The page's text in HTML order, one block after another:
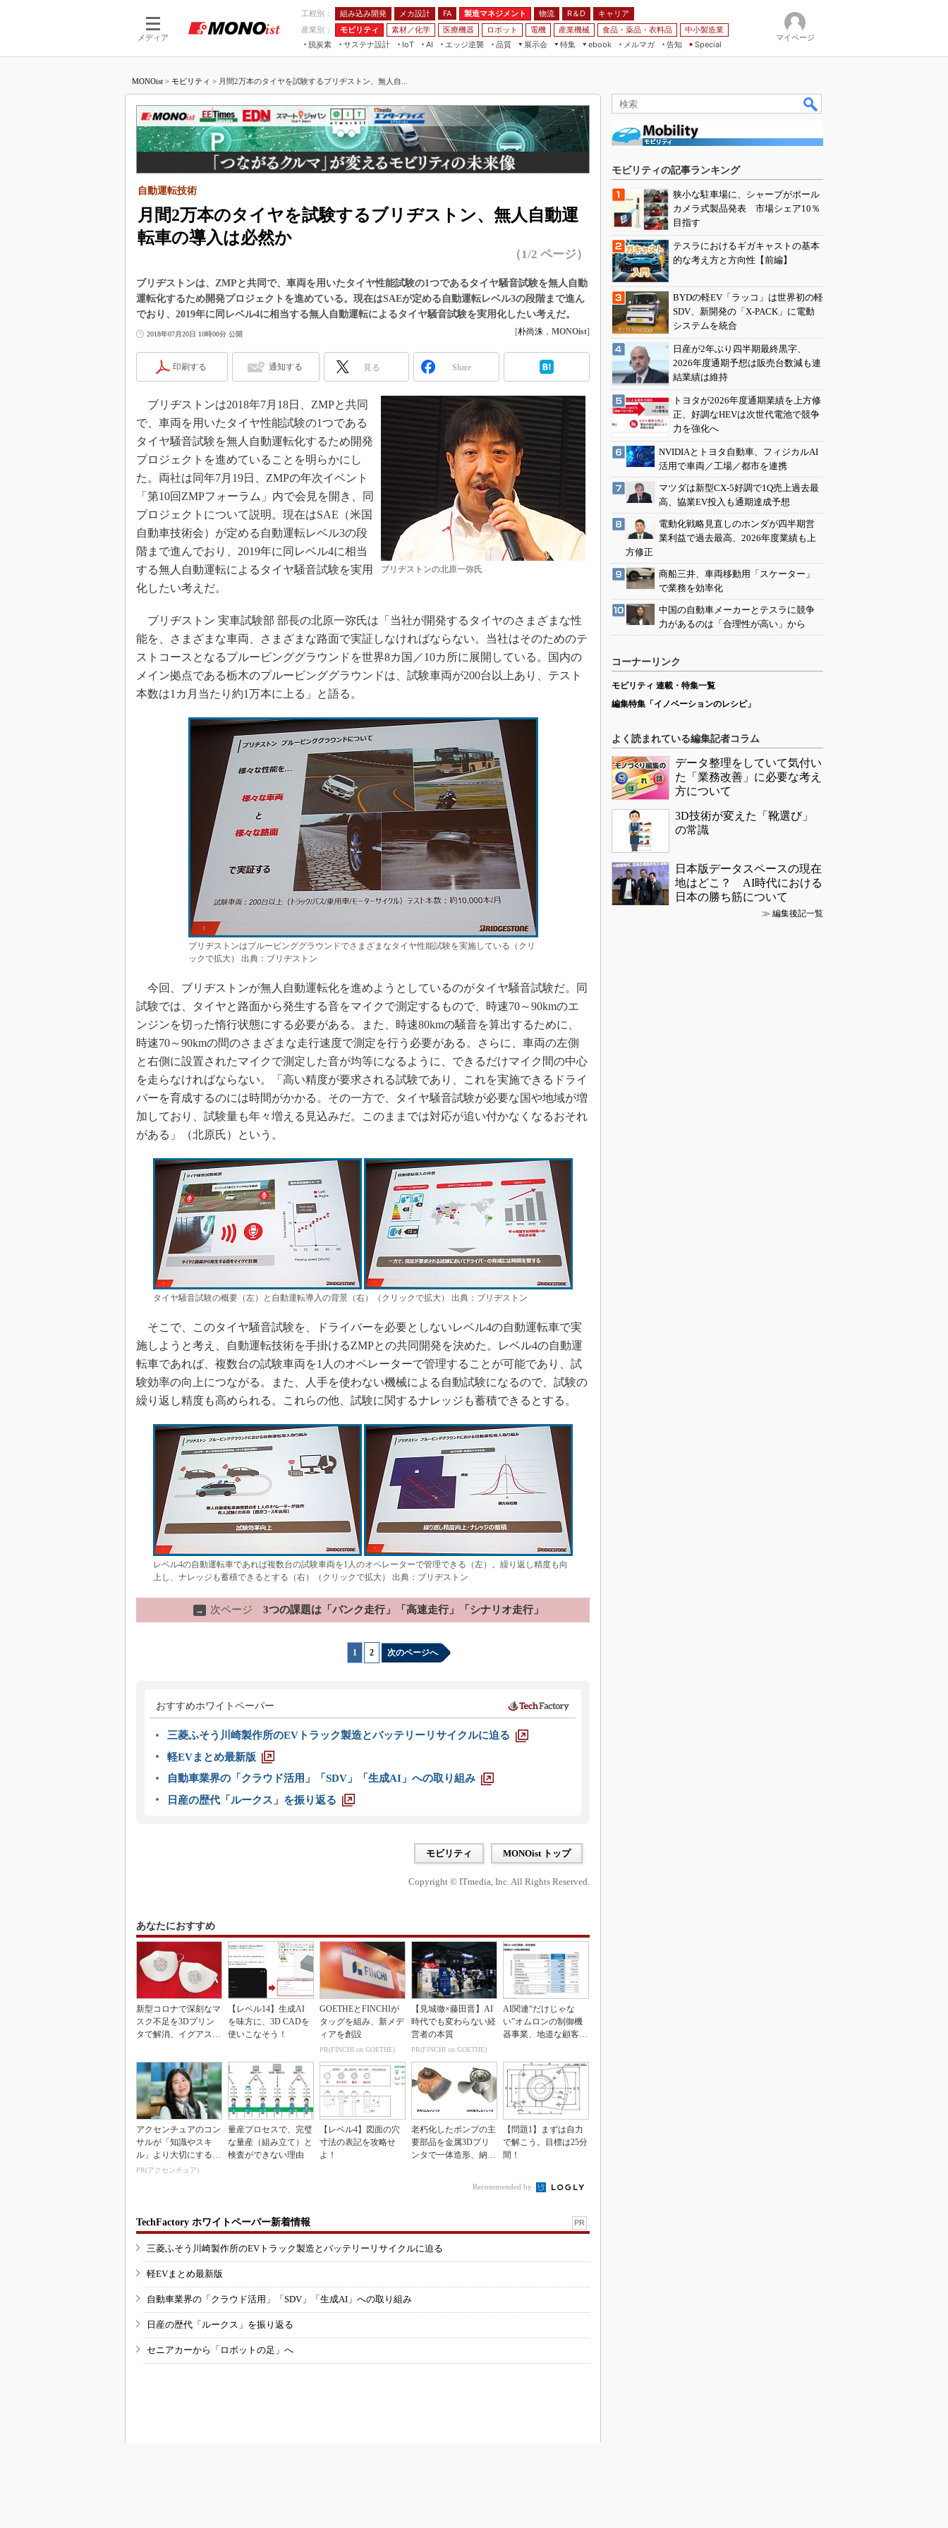
メディア
工程別： 組み込み開発 メカ設計 FA 製造マネジメント 物流 R＆D
キャリア
産業別：
モビリティ 素材／化学 医療機器 ロボット 電機 産業機械 食品・薬品・衣料品
中小製造業
脱炭素
サステナ設計
IoT
つながる工場
つながるサービス
AI
AI×設備保全
Physical AI
エッジ逆襲 品質
展示会
JIMTOF
組込み/エッジ コンピューティング
展＆IoT/5Gソリューション展
IIFES
国際ロボット展
人テク展
日本ものづくりワールド
AUTOMOTIVE WORLD
特集
5G
VR／AR
フィールドサービス
FPGA
組み込みモデリング
ISO26262
無償設計ツール
3Dプリンタ
S＆OP
イノベーション
製造業ビッグデータ
メイドインジャパン
植物工場
知財マネジメント
海外生産
グローバル設計・開発
制御セキュリティ
ebook
製造マネジメント
FA
モビリティ
素材／化学
メルマガ
告知 Special
マイページ
MONOist > モビリティ > 月間2万本のタイヤを試験するブリヂストン、無人自...
月間2万本のタイヤを試験するブリヂストン、無人自動運
転車の導入は必然か
自動運転技術
（1/2 ページ）
ブリヂストンは、ZMPと共同で、車両を用いたタイヤ性能試験の1つであるタイヤ騒音試験を無人自動
運転化するため開発プロジェクトを進めている。現在はSAEが定める自動運転レベル3の段階まで進ん
でおり、2019年に同レベル4に相当する無人自動運転によるタイヤ騒音試験を実用化したい考えだ。
2018年07月20日 10時00分 公開 [朴尚洙 ， MONOist]
印刷する 通知する 見る Share
ブリヂストンの北原一弥氏
ブリヂストンは2018年7月18日、ZMPと共同
で、車両を用いたタイヤ性能試験の1つである
タイヤ騒音試験を無人自動運転化するため開発
プロジェクトを進めていることを明らかにし
た。両社は同年7月19日、ZMPの年次イベント
「第10回ZMPフォーラム」内で会見を開き、同
プロジェクトについて説明。現在はSAE（米国
自動車技術会）が定める自動運転レベル3の段
階まで進んでおり、2019年に同レベル4に相当
する無人自動運転によるタイヤ騒音試験を実用
化したい考えだ。
ブリヂストン 実車試験部 部長の北原一弥氏は「当社が開発するタイヤのさまざまな性
能を、さまざまな車両、さまざまな路面で実証しなければならない。当社はそのためのテ
ストコースとなるプルービンググラウンドを世界8カ国／10カ所に展開している。国内の
メイン拠点である栃木のプルービンググラウンドは、試験車両が200台以上あり、テスト
本数は1カ月当たり約1万本に上る」と語る。
ブリヂストンはプルービンググラウンドでさまざまなタイヤ性能試験を実施している（クリ
ックで拡大） 出典：ブリヂストン
今回、ブリヂストンが無人自動運転化を進めようとしているのがタイヤ騒音試験だ。同
試験では、タイヤと路面から発生する音をマイクで測定するもので、時速70～90kmのエ
ンジンを切った惰行状態にする必要がある。また、時速80kmの騒音を算出するために、
時速70～90kmの間のさまざまな走行速度で測定を行う必要がある。さらに、車両の左側
と右側に設置されたマイクで測定した音が均等になるように、できるだけマイク間の中心
を走らなければならない。「高い精度が要求される試験であり、これを実施できるドライ
バーを育成するのには時間がかかる。その一方で、タイヤ騒音試験が必要な国や地域が増
加しており、試験量も年々増える見込みだ。このままでは対応が追い付かなくなるおそれ
がある」（北原氏）という。
タイヤ騒音試験の概要（左）と自動運転導入の背景（右）（クリックで拡大） 出典：ブリヂストン
そこで、このタイヤ騒音試験を、ドライバーを必要としないレベル4の自動運転車で実
施しようと考え、自動運転技術を手掛けるZMPとの共同開発を決めた。レベル4の自動運
転車であれば、複数台の試験車両を1人のオペレーターで管理することが可能であり、試
験効率の向上につながる。また、人手を使わない機械による自動試験になるので、試験の
繰り返し精度も高められる。これらの他、試験に関するナレッジも蓄積できるとする。
レベル4の自動運転車であれば複数台の試験車両を1人のオペレーターで管理できる（左）。繰り返し精度も向
上し、ナレッジも蓄積できるとする（右）（クリックで拡大） 出典：ブリヂストン
→ 次ページ 3つの課題は「バンク走行」「高速走行」「シナリオ走行」
1 2 次のページへ
おすすめホワイトペーパー
三菱ふそう川崎製作所のEVトラック製造とバッテリーリサイクルに迫る
軽EVまとめ最新版
自動車業界の「クラウド活用」「SDV」「生成AI」への取り組み
日産の歴代「ルークス」を振り返る
モビリティ MONOist トップ
Copyright © ITmedia, Inc. All Rights Reserved.
あなたにおすすめ
新型コロナで深刻なマ
スク不足を3Dプリン
タで解消、イグアスが
【レベル14】生成AI
を味方に、3D CADを
使いこなそう！
GOETHEとFINCHIが
タッグを組み、新メデ
ィアを創設
PR(FINCHI on GOETHE)
【見城徹×藤田晋】AI
時代でも変わらない経
営者の本質
PR(FINCHI on GOETHE)
AI関連“だけじゃな
い”オムロンの制御機
器事業、地道な顧客基
アクセンチュアのコン
サルが「知識やスキ
ル」より大切にする視
点
PR(アクセンチュア)
量産プロセスで、完璧
な量産（組み立て）と
検査ができない理由
【レベル4】図面の穴
寸法の表記を攻略せ
よ！
老朽化したポンプの主
要部品を金属3Dプリ
ンタで一体造形、納期
【問題1】まずは自力
で解こう。目標は25分
間！
Recommended by
TechFactory ホワイトペーパー新着情報 PR
三菱ふそう川崎製作所のEVトラック製造とバッテリーリサイクルに迫る
軽EVまとめ最新版
自動車業界の「クラウド活用」「SDV」「生成AI」への取り組み
日産の歴代「ルークス」を振り返る
セニアカーから「ロボットの足」へ
モビリティの記事ランキング
狭小な駐車場に、シャープがポール
カメラ式製品発表 市場シェア10％
目指す
テスラにおけるギガキャストの基本
的な考え方と方向性【前編】
BYDの軽EV「ラッコ」は世界初の軽
SDV、新開発の「X-PACK」に電動
システムを統合
日産が2年ぶり四半期最終黒字、
2026年度通期予想は販売台数減も連
結業績は維持
トヨタが2026年度通期業績を上方修
正、好調なHEVは次世代電池で競争
力を強化へ
NVIDIAとトヨタ自動車、フィジカルAI
活用で車両／工場／都市を連携
マツダは新型CX-5好調で1Q売上過去最
高、協業EV投入も通期達成予想
電動化戦略見直しのホンダが四半期営
業利益で過去最高、2026年度業績も上
方修正
商船三井、車両移動用「スケーター」
で業務を効率化
中国の自動車メーカーとテスラに競争
力があるのは「合理性が高い」から
コーナーリンク
モビリティ 連載・特集一覧
編集特集「イノベーションのレシピ」
よく読まれている編集記者コラム
データ整理をしていて気付い
た「業務改善」に必要な考え
方について
3D技術が変えた「靴選び」
の常識
日本版データスペースの現在
地はどこ？ AI時代における
日本の勝ち筋について
≫ 編集後記一覧